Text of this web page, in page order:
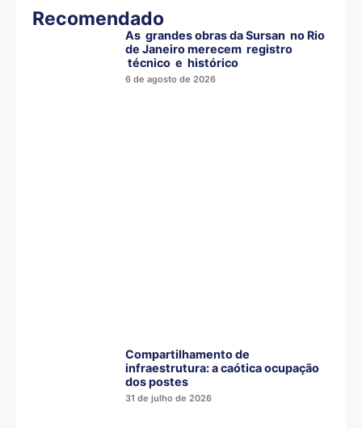
Recomendado
As grandes obras da Sursan no Rio
de Janeiro merecem registro
técnico e histórico
6 de agosto de 2026
Compartilhamento de
infraestrutura: a caótica ocupação
dos postes
31 de julho de 2026